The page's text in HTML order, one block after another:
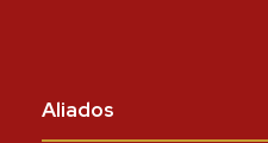
Aliados